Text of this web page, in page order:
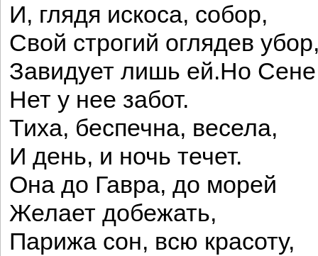
И, глядя искоса, собор,
Свой строгий оглядев
Завидует лишь ей.Но
Нет у нее забот.
Тиха, беспечна, весела,
И день, и ночь течет.
Она до Гавра, до морей
Желает добежать,
Парижа сон, всю красоту,